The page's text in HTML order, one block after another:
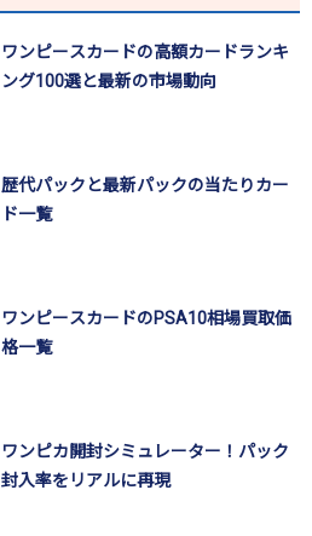
ワンピースカードの高額カードランキ
ング100選と最新の市場動向
歴代パックと最新パックの当たりカー
ド一覧
ワンピースカードのPSA10相場買取価
格一覧
ワンピカ開封シミュレーター！パック
封入率をリアルに再現